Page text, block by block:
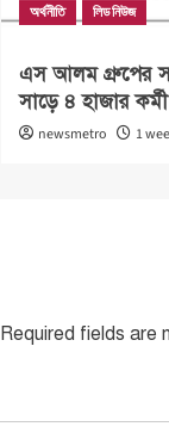
অর্থনীতি লিড নিউজ
এস আলম গ্রুপের
সাড়ে ৪ হাজার
newsmetro 1
Required fields are